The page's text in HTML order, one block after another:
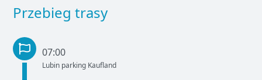
Przebieg trasy
07:00
Lubin parking Kaufland